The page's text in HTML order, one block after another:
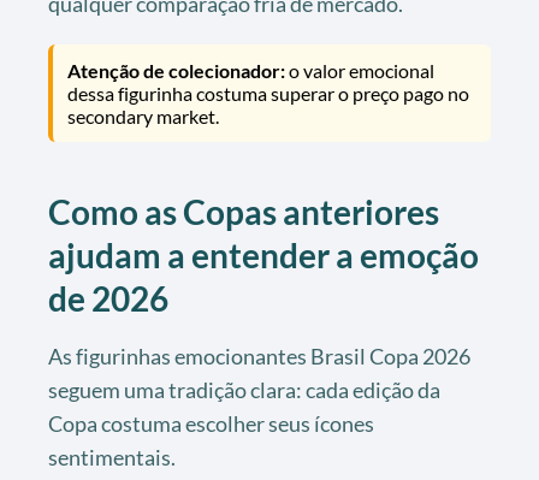
Atenção de colecionador:o valor emocional
dessa figurinha costuma superar o preço pago no
secondary market.
Como as Copas anteriores
ajudam a entender a emoção
de 2026
As figurinhas emocionantes Brasil Copa 2026
seguem uma tradição clara: cada edição da
Copa costuma escolher seus ícones
sentimentais.